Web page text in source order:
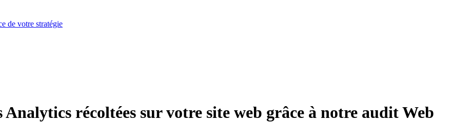
de votre stratégie
récoltées sur votre site web grâce à notre audit Web